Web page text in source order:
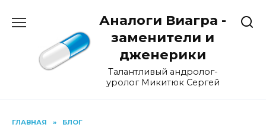
Аналоги Виагра -
заменители и
дженерики
Талантливый андролог-
уролог Микитюк Сергей
ГЛАВНАЯ » БЛОГ